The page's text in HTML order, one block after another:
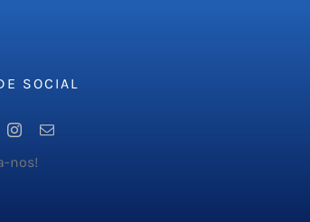
SOCIAL
nos!